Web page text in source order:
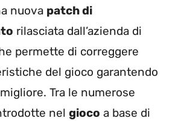
nuova patch di
rilasciata dall’azienda di
permette di correggere
del gioco garantendo
migliore. Tra le numerose
nel gioco a base di